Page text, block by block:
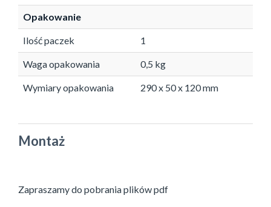
Opakowanie
Ilość paczek 1
Waga opakowania 0,5 kg
Wymiary opakowania 290 x 50 x 120 mm
Montaż
Zapraszamy do pobrania plików pdf